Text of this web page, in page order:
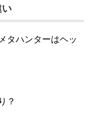
い
タハンターはヘッ
？